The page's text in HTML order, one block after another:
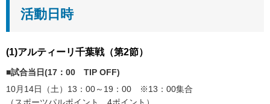
活動日時
(1)アルティーリ千葉戦（第2節）
■試合当日(17：00 TIP OFF)
10月14日（土）13：00～19：00 ※13：00集合